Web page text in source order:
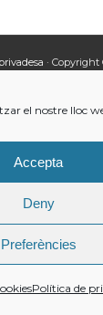
el nostre lloc
Accepta
Deny
Preferències
Política de
· Copyright